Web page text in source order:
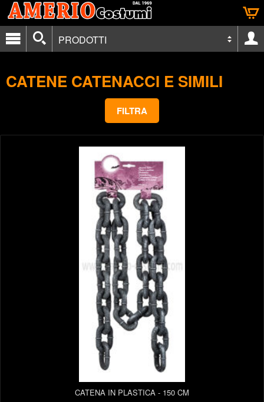
PRODOTTI
CATENE CATENACCI E SIMILI
FILTRA
CATENA IN PLASTICA - 150 CM